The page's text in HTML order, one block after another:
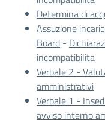
Determina di
Assuzione
Board -
incompatibilita
Verbale 2 -
amministrativi
Verbale 1 -
avviso interno